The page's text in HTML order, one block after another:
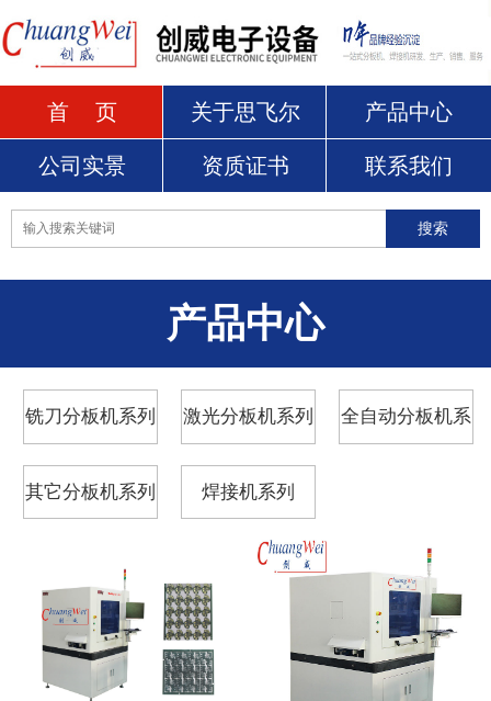
首 页 关于思飞尔 产品中心
公司实景 资质证书 联系我们
产品中心
铣刀分板机系列 激光分板机系列 全自动分板机系
其它分板机系列
焊接机系列